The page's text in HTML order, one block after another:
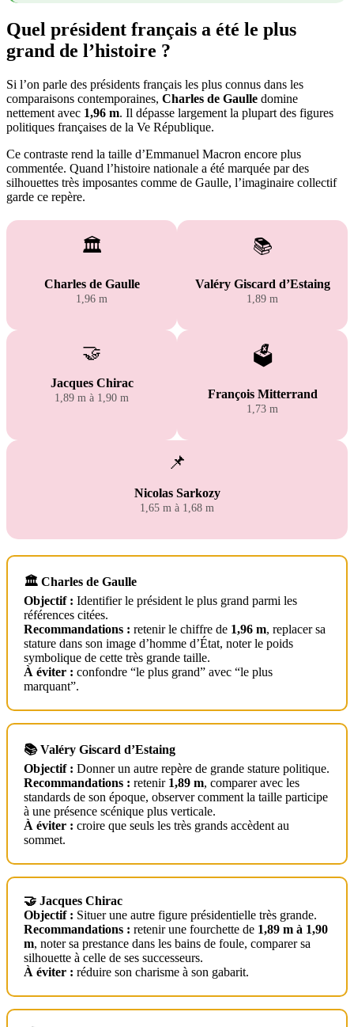
Quel président français a été le plus
grand de l’histoire ?
Si l’on parle des présidents français les plus connus dans les
comparaisons contemporaines, Charles de Gaulle domine
nettement avec 1,96 m. Il dépasse largement la plupart des figures
politiques françaises de la Ve République.
Ce contraste rend la taille d’Emmanuel Macron encore plus
commentée. Quand l’histoire nationale a été marquée par des
silhouettes très imposantes comme de Gaulle, l’imaginaire collectif
garde ce repère.
🏛️
Charles de Gaulle
1,96 m
📚
Valéry Giscard d’Estaing
1,89 m
🤝
Jacques Chirac
1,89 m à 1,90 m
🗳️
François Mitterrand
1,73 m
📌
Nicolas Sarkozy
1,65 m à 1,68 m
🏛️ Charles de Gaulle
Objectif : Identifier le président le plus grand parmi les
références citées.
Recommandations : retenir le chiffre de 1,96 m, replacer sa
stature dans son image d’homme d’État, noter le poids
symbolique de cette très grande taille.
À éviter : confondre “le plus grand” avec “le plus
marquant”.
📚 Valéry Giscard d’Estaing
Objectif : Donner un autre repère de grande stature politique.
Recommandations : retenir 1,89 m, comparer avec les
standards de son époque, observer comment la taille participe
à une présence scénique plus verticale.
À éviter : croire que seuls les très grands accèdent au
sommet.
🤝 Jacques Chirac
Objectif : Situer une autre figure présidentielle très grande.
Recommandations : retenir une fourchette de 1,89 m à 1,90
m, noter sa prestance dans les bains de foule, comparer sa
silhouette à celle de ses successeurs.
À éviter : réduire son charisme à son gabarit.